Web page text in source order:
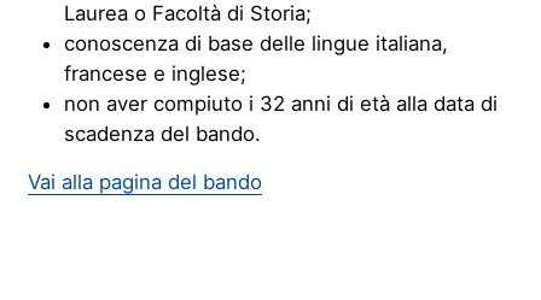
Laurea o Facoltà di Storia;
conoscenza di base delle lingue italiana,
francese e inglese;
non aver compiuto i 32 anni di età alla data di
scadenza del bando.
Vai alla pagina del bando